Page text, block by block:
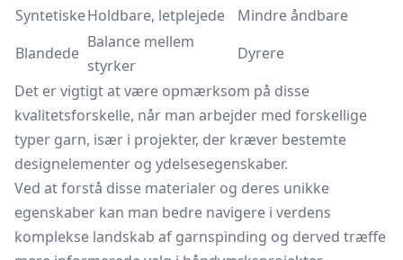
SyntetiskeHoldbare, letplejede
Mindre åndbare
Blandede
Balance mellem
styrker
Dyrere
Det er vigtigt at være opmærksom på disse
kvalitetsforskelle, når man arbejder med forskellige
typer garn, især i projekter, der kræver bestemte
designelementer og ydelsesegenskaber.
Ved at forstå disse materialer og deres unikke
egenskaber kan man bedre navigere i verdens
komplekse landskab af garnspinding og derved træffe